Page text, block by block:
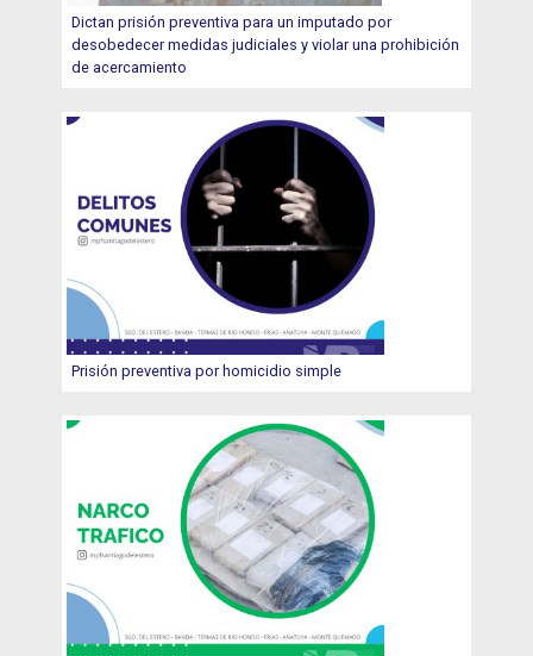
Dictan prisión preventiva para un imputado por
desobedecer medidas judiciales y violar una prohibición
de acercamiento
Prisión preventiva por homicidio simple